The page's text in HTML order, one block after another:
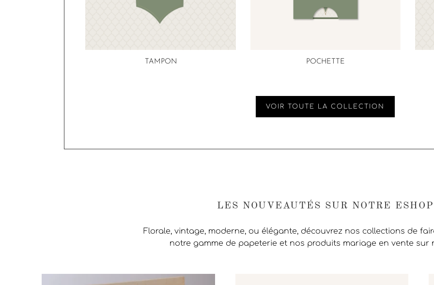
TAMPON POCHETTE
VOIR TOUTE LA COLLECTION
LES NOUVEAUTÉS SUR NOTRE ESHOP
Florale, vintage, moderne, ou élégante, découvrez nos collections de
notre gamme de papeterie et nos produits mariage en vente sur